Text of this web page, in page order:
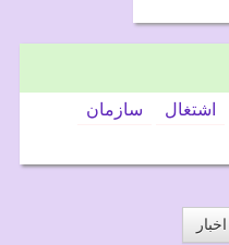
اشتغال
سازمان